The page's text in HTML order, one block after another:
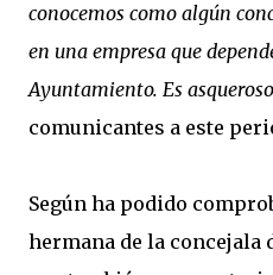
conocemos como algún
en una empresa que
Ayuntamiento. Es
comunicantes a este
Según ha podido
hermana de la concejala